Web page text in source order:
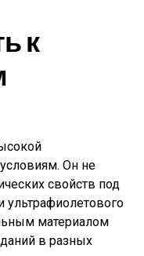
к
Он не
свойств под
ультрафиолетового
материалом
в разных